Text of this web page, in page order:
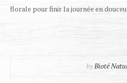
florale pour finir la journée en
byBioté